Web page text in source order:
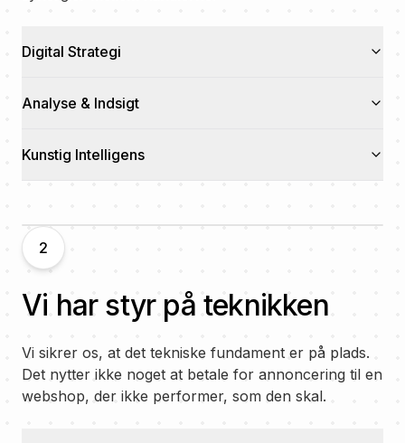
Digital Strategi
Analyse & Indsigt
Kunstig Intelligens
2
Vi har styr på teknikken
Vi sikrer os, at det tekniske fundament er på plads.
Det nytter ikke noget at betale for annoncering til en
webshop, der ikke performer, som den skal.